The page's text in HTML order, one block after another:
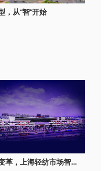
，从“智”开始
传统批发市场迎来数字化变革，上海轻纺市场智慧商圈解决方案。